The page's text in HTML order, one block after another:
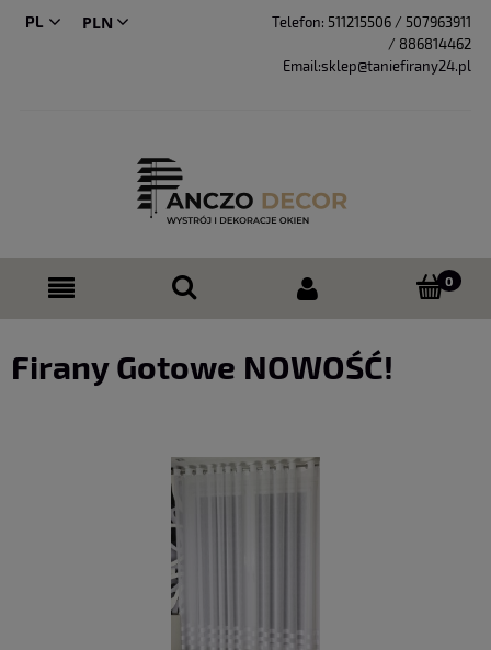
PL Telefon: 511215506 / 507963911
/ 886814462
Email:sklep@taniefirany24.pl
Firany Gotowe NOWOŚĆ!